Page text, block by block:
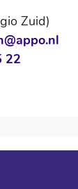
Zuid)
22